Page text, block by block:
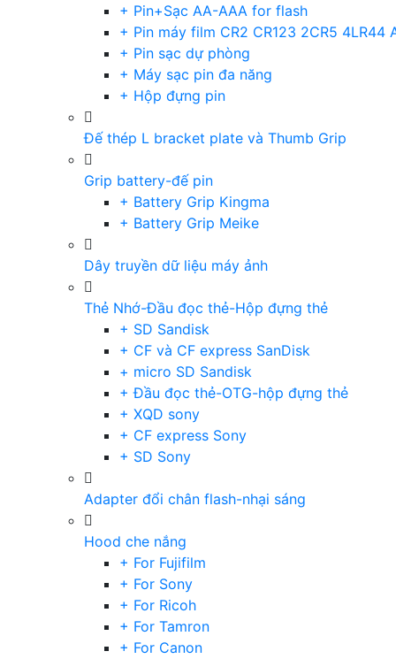
+ Pin+Sạc AA-AAA for flash
+ Pin máy film CR2 CR123 2CR5 4LR44
+ Pin sạc dự phòng
+ Máy sạc pin đa năng
+ Hộp đựng pin
Đế thép L bracket plate và Thumb Grip
Grip battery-đế pin
+ Battery Grip Kingma
+ Battery Grip Meike
Dây truyền dữ liệu máy ảnh
Thẻ Nhớ-Đầu đọc thẻ-Hộp đựng thẻ
+ SD Sandisk
+ CF và CF express SanDisk
+ micro SD Sandisk
+ Đầu đọc thẻ-OTG-hộp đựng thẻ
+ XQD sony
+ CF express Sony
+ SD Sony
Adapter đổi chân flash-nhại sáng
Hood che nắng
+ For Fujifilm
+ For Sony
+ For Ricoh
+ For Tamron
+ For Canon